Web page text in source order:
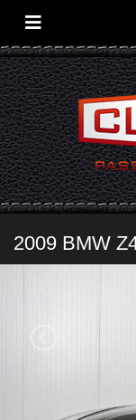
2009 BMW